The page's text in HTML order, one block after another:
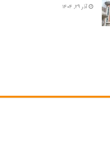
آذر ۲۹, ۱۴۰۴